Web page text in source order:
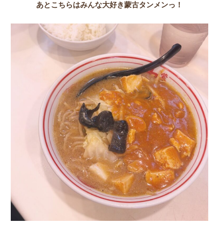
あとこちらはみんな大好き蒙古タンメンっ！